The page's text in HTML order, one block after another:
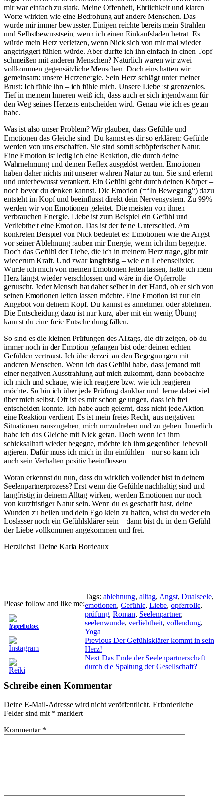
mir war einfach zu stark. Meine Offenheit, Ehrlichkeit und klaren
Worte wirkten wie eine Bedrohung auf andere Menschen. Das
wurde mir immer bewusster. Einigen reichte bereits mein Strahlen
und Selbstbewusstsein, wenn ich einen Einkaufsladen betrat. Es
würde mein Herz verletzen, wenn Nick sich von mir mal wieder
angetriggert fühlen würde. Aber durfte ich ihn einfach in einen Topf
schmeißen mit anderen Menschen? Natürlich waren wir zwei
vollkommen gegensätzliche Menschen. Doch eins hatten wir
gemeinsam: unsere Herzenergie. Sein Herz schlägt unter meiner
Brust: Ich fühle ihn – ich fühle mich. Unsere Liebe ist grenzenlos.
Tief in meinem Inneren weiß ich, dass auch er sich irgendwann für
den Weg seines Herzens entscheiden wird. Genau wie ich es getan
habe.
Was ist also unser Problem? Wir glauben, dass Gefühle und
Emotionen das Gleiche sind. Du kannst es dir so erklären: Gefühle
werden von uns erschaffen. Sie sind somit schöpferischer Natur.
Eine Emotion ist lediglich eine Reaktion, die durch deine
Wahrnehmung und deinen Reflex ausgelöst werden. Emotionen
haben daher nichts mit unserer wahren Natur zu tun. Sie sind erlernt
und unterbewusst verankert. Ein Gefühl geht durch deinen Körper –
noch bevor du denken kannst. Die Emotion (=“In Bewegung“) dazu
entsteht im Kopf und beeinflusst direkt dein Nervensystem. Zu 99%
werden wir von Emotionen geleitet. Die meisten von ihnen
verbrauchen Energie. Liebe ist zum Beispiel ein Gefühl und
Verliebtheit eine Emotion. Das ist der feine Unterschied. Am
konkreten Beispiel von Nick bedeutet es: Emotionen wie die Angst
vor seiner Ablehnung rauben mir Energie, wenn ich ihm begegne.
Doch das Gefühl der Liebe, die ich in meinem Herz trage, gibt mir
wiederum Kraft. Und zwar langfristig – wie ein Lebenselixier.
Würde ich mich von meinen Emotionen leiten lassen, hätte ich mein
Herz längst wieder verschlossen und wäre in die Opferrolle
gerutscht. Jeder Mensch hat daher selber in der Hand, ob er sich von
seinen Emotionen leiten lassen möchte. Eine Emotion ist nur ein
Angebot von deinem Kopf. Du kannst es annehmen oder ablehnen.
Die Entscheidung dazu ist nur kurz, aber mit ein wenig Übung
kannst du eine freie Entscheidung fällen.
So sind es die kleinen Prüfungen des Alltags, die dir zeigen, ob du
immer noch in der Emotion gefangen bist oder deinen echten
Gefühlen vertraust. Ich übe derzeit an den Begegnungen mit
anderen Menschen. Wenn ich das Gefühl habe, dass jemand mit
einer negativen Ausstrahlung auf mich zukommt, dann beobachte
ich mich und schaue, wie ich reagiere bzw. wie ich reagieren
möchte. So bin ich über jede Prüfung dankbar und lerne dabei viel
über mich selbst. Oft ist es mir schon gelungen, dass ich frei
entscheiden konnte. Ich habe auch gelernt, dass nicht jede Aktion
eine Reaktion verdient. Es ist mein freies Recht, aus negativen
Situationen rauszugehen, mich umzudrehen und zu gehen. Innerlich
habe ich das Gleiche mit Nick getan. Doch wenn ich ihm
schicksalhaft wieder begegne, möchte ich ihm gegenüber liebevoll
agieren. Dafür muss ich mich in ihn einfühlen – nur so kann ich
auch sein Verhalten positiv beeinflussen.
Woran erkennst du nun, dass du wirklich vollendet bist in deinem
Seelenpartnerprozess? Erst wenn die Gefühle nachhaltig sind und
langfristig in deinem Alltag wirken, werden Emotionen nur noch
von kurzfristiger Natur sein. Wenn du es geschafft hast, deine
Wunden zu heilen und dein Ego klein zu halten, wirst du weder ein
Loslasser noch ein Gefühlsklärer sein – dann bist du in dem Gefühl
der Liebe vollkommen angekommen und frei.
Herzlichst, Deine Karla Bordeaux
Please follow and like me:
Tags: ablehnung, alltag, Angst, Dualseele,
emotionen, Gefühle, Liebe, opferrolle,
prüfung, Roman, Seelenpartner,
seelenwunde, verliebtheit, vollendung,
Yoga
BeitragsnavigationPrevious Previous
Der Gefühlsklärer kommt in sein
Herz!
Next Next
post:
Das Ende der Seelenpartnerschaft
durch die Spaltung der Gesellschaft?
Schreibe einen Kommentar
Deine E-Mail-Adresse wird nicht veröffentlicht. Erforderliche
Felder sind mit * markiert
Kommentar *